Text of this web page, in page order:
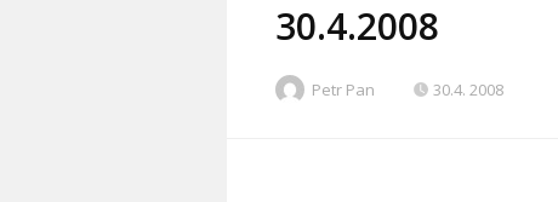
30.4.2008
Petr Pan 30.4. 2008